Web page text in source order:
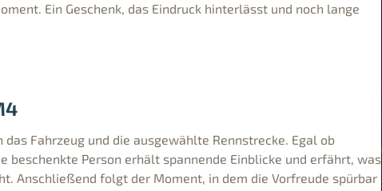
Ein Geschenk, das Eindruck hinterlässt und noch lange
Fahrzeug und die ausgewählte Rennstrecke. Egal ob
beschenkte Person erhält spannende Einblicke und erfährt, was
Anschließend folgt der Moment, in dem die Vorfreude spürbar